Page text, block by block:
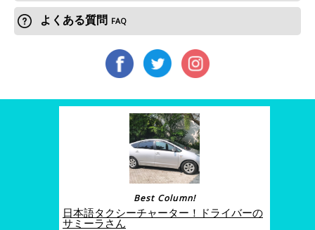
よくある質問 FAQ
Best Column!
日本語タクシーチャーター！ドライバーの
サミーラさん